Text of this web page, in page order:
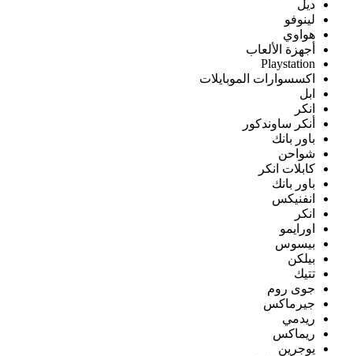
ديل
لينوفو
هواوي
أجهزة الألعاب
Playstation
اكسسوارات الموبايلات
ابل
انكر
أنكر ساوندكور
باور بانك
شواحن
كابلات انكر
باور بانك
انفنيكس
انكر
اورايمو
بيسوس
بيلكن
تتيك
جوى روم
جيرماكس
ريدمي
ريماكس
يوجرين